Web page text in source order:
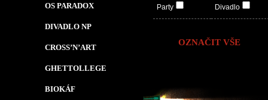
OS PARADOX
DIVADLO NP
CROSS’N’ART
GHETTOLLEGE
BIOKÁF
Party
Divadlo
OZNAČIT VŠE